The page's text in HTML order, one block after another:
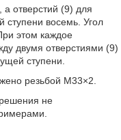
отверстий (9) для
восемь. Угол
этом каждое
двумя отверстиями (9)
ступени.
резьбой М33×2.
не